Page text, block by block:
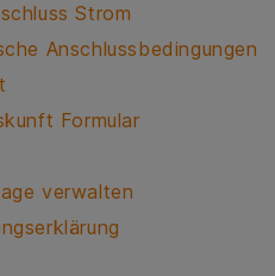
Strom
Anschlussbedingungen
Formular
verwalten